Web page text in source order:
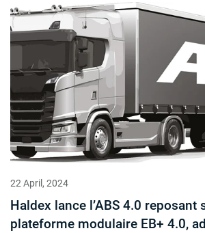
22 April, 2024
Haldex lance l’ABS 4.0 reposant
plateforme modulaire EB+ 4.0,